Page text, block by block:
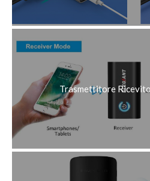
Trasmettitore